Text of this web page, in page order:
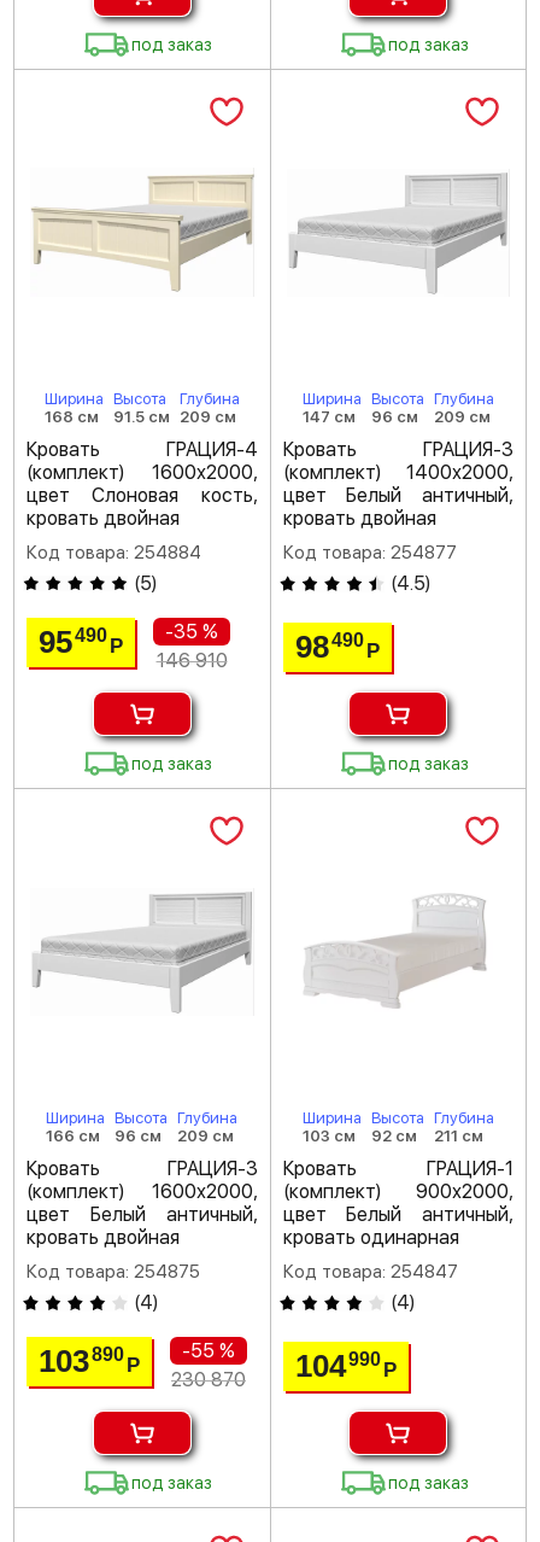
под заказ под заказ
Ширина
168 см
Высота
91.5 см
Глубина
209 см
Кровать ГРАЦИЯ-4
(комплект) 1600х2000,
цвет Слоновая кость,
кровать двойная
Код товара: 254884
(5)
95490Р
-35 %
146 910
под заказ
Ширина
147 см
Высота
96 см
Глубина
209 см
Кровать ГРАЦИЯ-3
(комплект) 1400х2000,
цвет Белый античный,
кровать двойная
Код товара: 254877
(4.5)
98490 Р
под заказ
Ширина
166 см
Высота
96 см
Глубина
209 см
Кровать ГРАЦИЯ-3
(комплект) 1600х2000,
цвет Белый античный,
кровать двойная
Код товара: 254875
(4)
103890Р
-55 %
230 870
под заказ
Ширина
103 см
Высота
92 см
Глубина
211 см
Кровать ГРАЦИЯ-1
(комплект) 900х2000,
цвет Белый античный,
кровать одинарная
Код товара: 254847
(4)
104990 Р
под заказ